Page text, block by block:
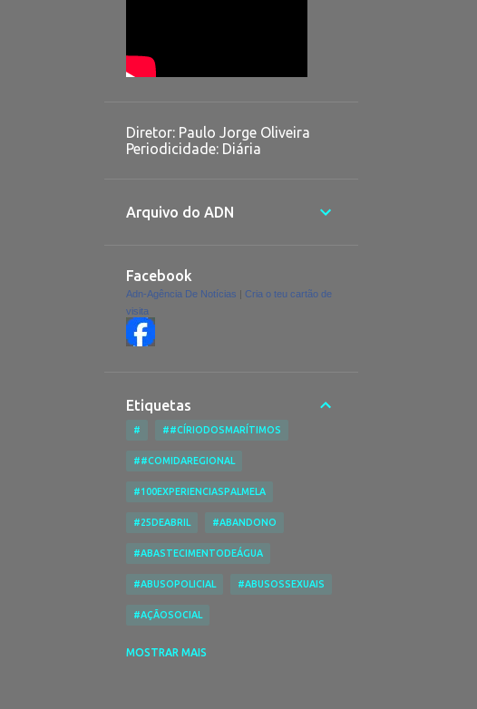
Diretor: Paulo Jorge Oliveira
Periodicidade: Diária
Arquivo do ADN
Facebook
Adn-Agência De Notícias
Cria o teu cartão de
visita
Etiquetas
# ##CÍRIODOSMARÍTIMOS
##COMIDAREGIONAL
#100EXPERIENCIASPALMELA
#25DEABRIL #ABANDONO
#ABASTECIMENTODEÁGUA
#ABUSOPOLICIAL #ABUSOSSEXUAIS
#AÇÃOSOCIAL
MOSTRAR MAIS